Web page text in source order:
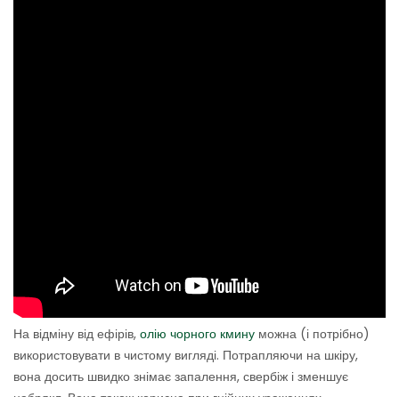
На відміну від ефірів, олію чорного кмину можна (і потрібно)
використовувати в чистому вигляді. Потрапляючи на шкіру,
вона досить швидко знімає запалення, свербіж і зменшує